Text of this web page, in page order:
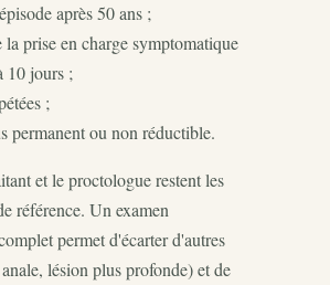
après 50 ans ;
la prise en charge symptomatique
10 jours ;
;
permanent ou non réductible.
et le proctologue restent les
référence. Un examen
permet d'écarter d'autres
lésion plus profonde) et de